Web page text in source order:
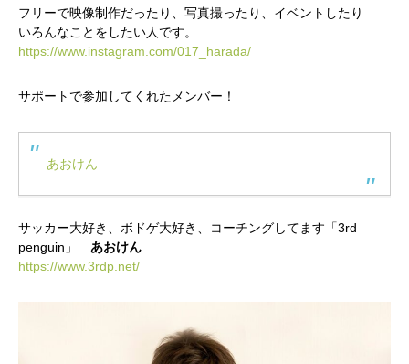
フリーで映像制作だったり、写真撮ったり、イベントしたり
いろんなことをしたい人です。
https://www.instagram.com/017_harada/
サポートで参加してくれたメンバー！
あおけん
サッカー大好き、ボドゲ大好き、コーチングしてます「3rd
penguin」 あおけん
https://www.3rdp.net/